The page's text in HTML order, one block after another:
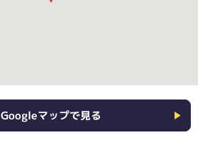
Googleマップで見る